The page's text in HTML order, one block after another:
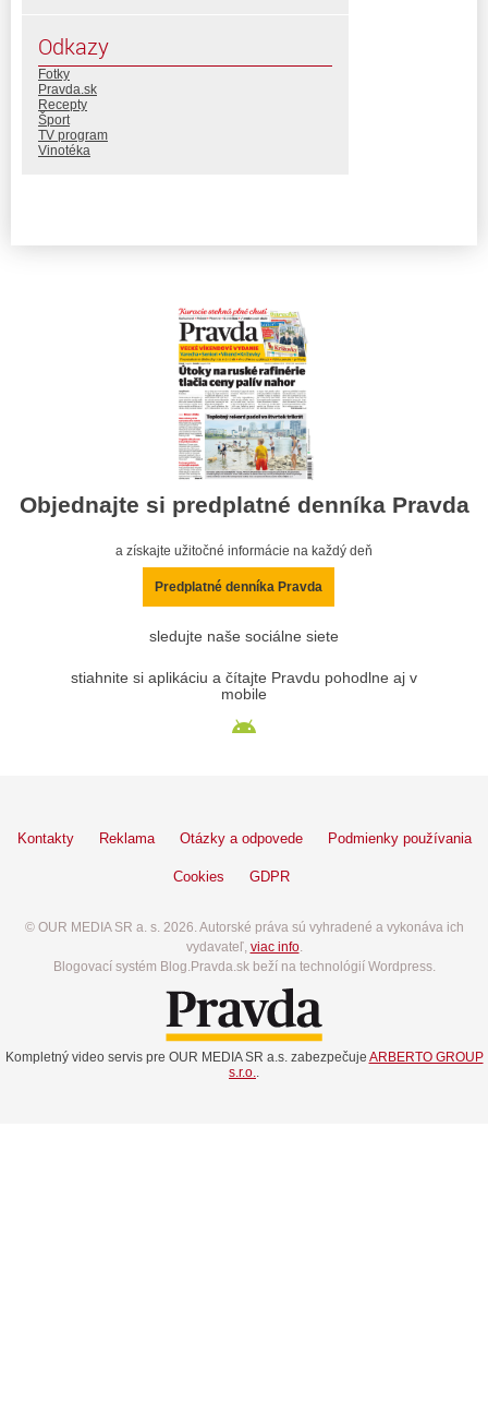
Odkazy
Fotky
Pravda.sk
Recepty
Šport
TV program
Vinotéka
Objednajte si predplatné denníka Pravda
a získajte užitočné informácie na každý deň
Predplatné denníka Pravda
sledujte naše sociálne siete
stiahnite si aplikáciu a čítajte Pravdu pohodlne aj v
mobile
Kontakty Reklama Otázky a odpovede Podmienky používania
Cookies GDPR
© OUR MEDIA SR a. s. 2026. Autorské práva sú vyhradené a vykonáva ich
vydavateľ, viac info.
Blogovací systém Blog.Pravda.sk beží na technológií Wordpress.
Kompletný video servis pre OUR MEDIA SR a.s. zabezpečuje ARBERTO GROUP
s.r.o..